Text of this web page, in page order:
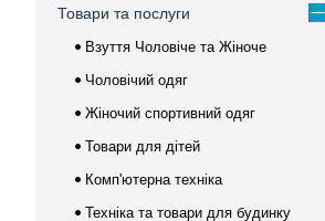
Товари та послуги
Взуття Чоловіче та Жіноче
Чоловічий одяг
Жіночий спортивний одяг
Товари для дітей
Комп'ютерна техніка
Техніка та товари для будинку